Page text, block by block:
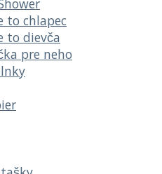
to chlapec
to dievča
pre neho